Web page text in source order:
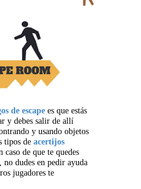
de escape es que estás
y debes salir de allí
y usando objetos
tipos de acertijos
caso de que te quedes
no dudes en pedir ayuda
jugadores te